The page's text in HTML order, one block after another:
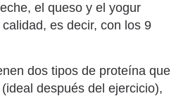
el queso y el yogur
es decir, con los 9
dos tipos de proteína que
después del ejercicio),